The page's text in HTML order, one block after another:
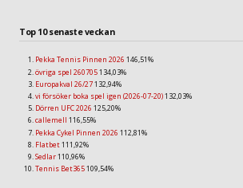
Top 10 senaste veckan
Pekka Tennis Pinnen 2026 146,51%
övriga spel 260705134,03%
Europakval 26/27132,94%
vi försöker boka spel igen (2026-07-20)132,03%
Dörren UFC 2026 125,20%
callemell 116,55%
Pekka Cykel Pinnen 2026 112,81%
Flatbet111,92%
Sedlar110,96%
Tennis Bet365109,54%